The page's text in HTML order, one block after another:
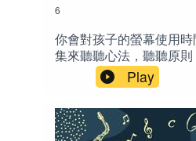
Cardamom → 豆蔻
Tomato Paste → 番茄膏
Mason Jar → 梅森罐（寬口玻璃
Diced Tomatoes → 切丁番茄
6
你會對孩子的螢幕使用
集來聽聽心法，聽聽原
面對螢幕。❤️適合所有正
理的家長（尤其是有學
母）、對科技成癮感到焦
想用更全面、人性化角度
技的聽眾。特別適合那些
Play